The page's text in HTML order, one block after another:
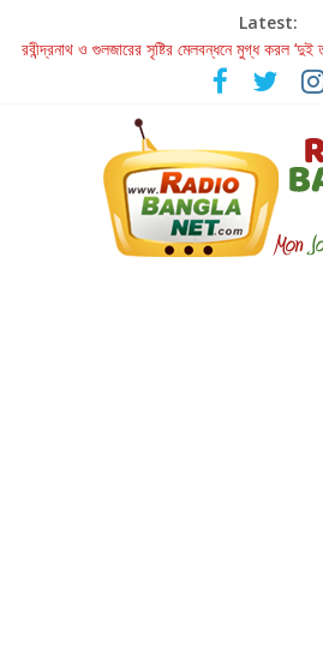
Latest:
রবীন্দ্রনাথ ও গুলজারের সৃষ্টির মেলবন্ধনে মুগ্ধ করল ‘দুই
কলের গান থেকে রীলস্ — বাঙালির গান শোনার বিবর্তনের
জগন্নাথমঙ্গলম্ — বাংলায় প্রথমবার মঞ্চে এবার
Retribution: A Thought-Provoking
Our Understanding of Justice
হাওয়া বদলের টলিউডে ‘তুমি এলে তাই’